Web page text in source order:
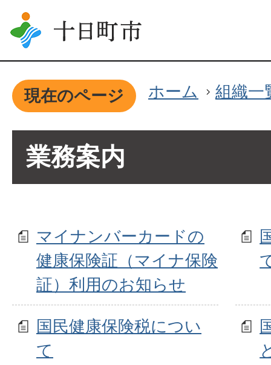
現在のページ ホーム 組織一
業務案内
マイナンバーカードの
健康保険証（マイナ保険
証）利用のお知らせ
国民健康保険税につい
て